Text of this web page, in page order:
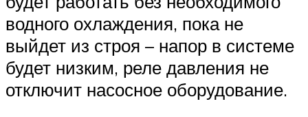
водного охлаждения, пока не
выйдет из строя – напор в системе
будет низким, реле давления не
отключит насосное оборудование.